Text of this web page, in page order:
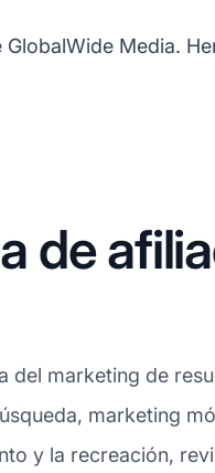
Media.
de
del marketing de
marketing
y la recreación,